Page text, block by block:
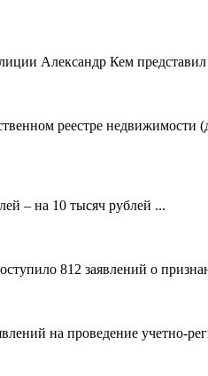
Александр Кем
реестре недвижимости
– на 10 тысяч рублей ...
812 заявлений о
на проведение учетно-